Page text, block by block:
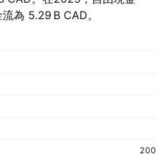
為 ‪5.29 B‬ CAD。